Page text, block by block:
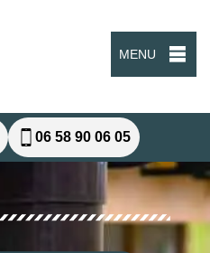
MENU
06 58 90 06 05